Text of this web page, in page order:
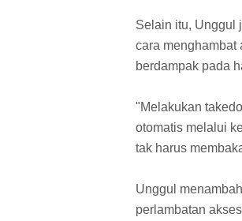
Selain itu, Unggul
cara menghambat
berdampak pada
"Melakukan
otomatis melalui
tak harus
Unggul
perlambatan